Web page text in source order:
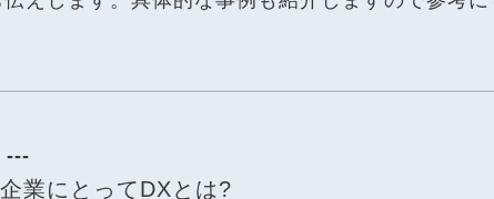
---
業にとってDXとは?